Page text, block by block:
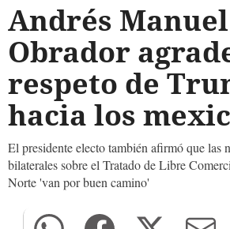
Andrés
Obrador
respeto de
hacia los
El presidente electo también afirmó que las
bilaterales sobre el Tratado de Libre
Norte 'van por buen camino'